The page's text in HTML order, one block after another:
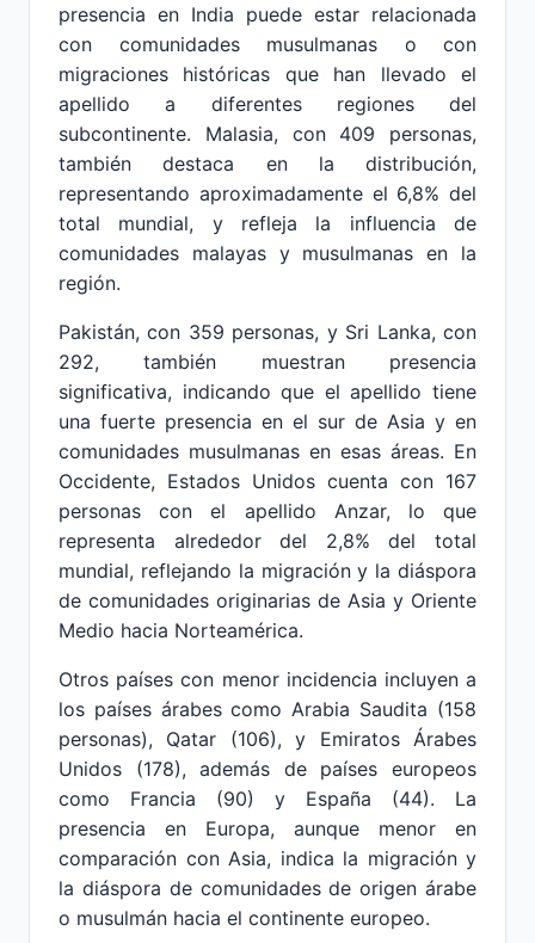
presencia en India puede estar relacionada
con comunidades musulmanas o con
migraciones históricas que han llevado el
apellido a diferentes regiones del
subcontinente. Malasia, con 409 personas,
también destaca en la distribución,
representando aproximadamente el 6,8% del
total mundial, y refleja la influencia de
comunidades malayas y musulmanas en la
región.
Pakistán, con 359 personas, y Sri Lanka, con
292, también muestran presencia
significativa, indicando que el apellido tiene
una fuerte presencia en el sur de Asia y en
comunidades musulmanas en esas áreas. En
Occidente, Estados Unidos cuenta con 167
personas con el apellido Anzar, lo que
representa alrededor del 2,8% del total
mundial, reflejando la migración y la diáspora
de comunidades originarias de Asia y Oriente
Medio hacia Norteamérica.
Otros países con menor incidencia incluyen a
los países árabes como Arabia Saudita (158
personas), Qatar (106), y Emiratos Árabes
Unidos (178), además de países europeos
como Francia (90) y España (44). La
presencia en Europa, aunque menor en
comparación con Asia, indica la migración y
la diáspora de comunidades de origen árabe
o musulmán hacia el continente europeo.